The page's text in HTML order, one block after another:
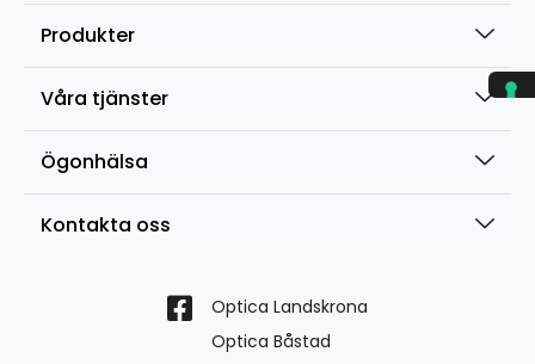
Produkter
Våra tjänster
Ögonhälsa
Kontakta oss
Optica Landskrona
Optica Båstad